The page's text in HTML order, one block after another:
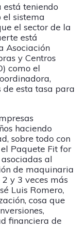
teniendo
el sistema
el sector de la
está
Asociación
y Centros
como el
de esta tasa para
haciendo
sobre todo con
Paquete Fit for
al
de maquinaria
y 3 veces más
Luis Romero,
cosa que
financiera de